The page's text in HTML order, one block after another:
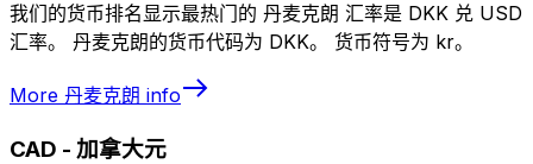
我们的货币排名显示最热门的 丹麦克朗 汇率是 DKK 兑 USD
汇率。 丹麦克朗的货币代码为 DKK。 货币符号为 kr。
More 丹麦克朗 info
CAD - 加拿大元